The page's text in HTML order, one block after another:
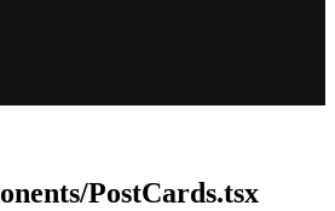
PostCards.tsx